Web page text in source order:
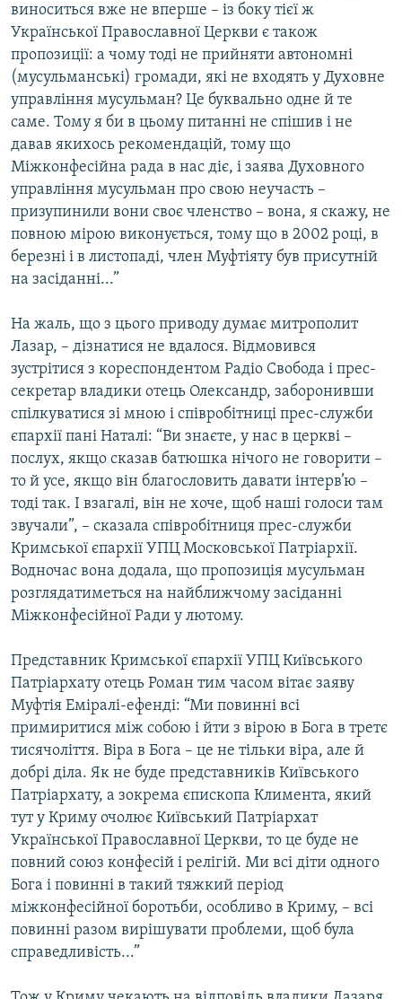
виноситься вже не вперше – із боку тієї ж
Української Православної Церкви є також
пропозиції: а чому тоді не прийняти автономні
(мусульманські) громади, які не входять у Духовне
управління мусульман? Це буквально одне й те
саме. Тому я би в цьому питанні не спішив і не
давав якихось рекомендацій, тому що
Міжконфесійна рада в нас діє, і заява Духовного
управління мусульман про свою неучасть –
призупинили вони своє членство – вона, я скажу, не
повною мірою виконується, тому що в 2002 році, в
березні і в листопаді, член Муфтіяту був присутній
на засіданні...”
На жаль, що з цього приводу думає митрополит
Лазар, – дізнатися не вдалося. Відмовився
зустрітися з кореспондентом Радіо Свобода і прес-
секретар владики отець Олександр, заборонивши
спілкуватися зі мною і співробітниці прес-служби
єпархії пані Наталі: “Ви знаєте, у нас в церкві –
послух, якщо сказав батюшка нічого не говорити –
то й усе, якщо він благословить давати інтерв’ю –
тоді так. І взагалі, він не хоче, щоб наші голоси там
звучали”, – сказала співробітниця прес-служби
Кримської єпархії УПЦ Московської Патріархії.
Водночас вона додала, що пропозиція мусульман
розглядатиметься на найближчому засіданні
Міжконфесійної Ради у лютому.
Представник Кримської єпархії УПЦ Київського
Патріархату отець Роман тим часом вітає заяву
Муфтія Еміралі-ефенді: “Ми повинні всі
примиритися між собою і йти з вірою в Бога в третє
тисячоліття. Віра в Бога – це не тільки віра, але й
добрі діла. Як не буде представників Київського
Патріархату, а зокрема єпископа Климента, який
тут у Криму очолює Київський Патріархат
Української Православної Церкви, то це буде не
повний союз конфесій і релігій. Ми всі діти одного
Бога і повинні в такий тяжкий період
міжконфесійної боротьби, особливо в Криму, – всі
повинні разом вирішувати проблеми, щоб була
справедливість...”